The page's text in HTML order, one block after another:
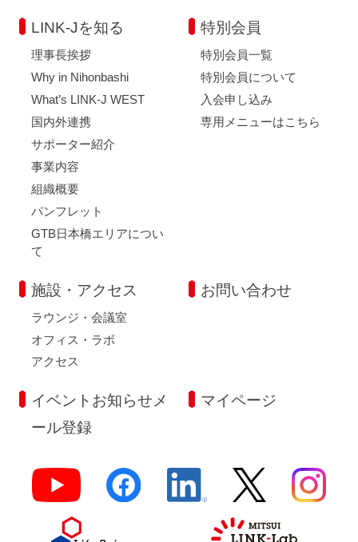
LINK-Jを知る
理事長挨拶
Why in Nihonbashi
What’s LINK-J WEST
国内外連携
サポーター紹介
事業内容
組織概要
パンフレット
GTB日本橋エリアについ
て
特別会員
特別会員一覧
特別会員について
入会申し込み
専用メニューはこちら
施設・アクセス
ラウンジ・会議室
オフィス・ラボ
アクセス
お問い合わせ
イベントお知らせメ
ール登録
マイページ